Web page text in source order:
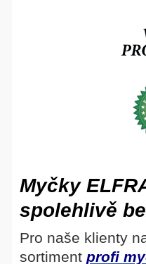
Myčky
spolehlivě
Pro naše klienty
sortiment profi